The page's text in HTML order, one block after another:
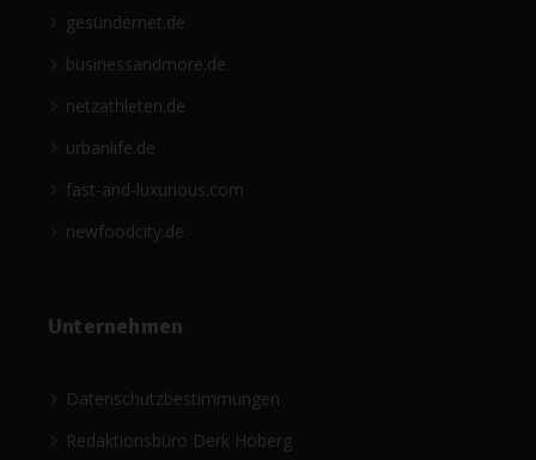
gesündernet.de
businessandmore.de
netzathleten.de
urbanlife.de
fast-and-luxurious.com
newfoodcity.de
Unternehmen
Datenschutzbestimmungen
Redaktionsbüro Derk Hoberg